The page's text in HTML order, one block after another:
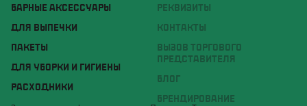
БАРНЫЕ АКСЕССУАРЫ
ДЛЯ ВЫПЕЧКИ
ПАКЕТЫ
ДЛЯ УБОРКИ И ГИГИЕНЫ
РАСХОДНИКИ
РЕКВИЗИТЫ
КОНТАКТЫ
ВЫЗОВ ТОРГОВОГО
ПРЕДСТАВИТЕЛЯ
БЛОГ
БРЕНДИРОВАНИЕ